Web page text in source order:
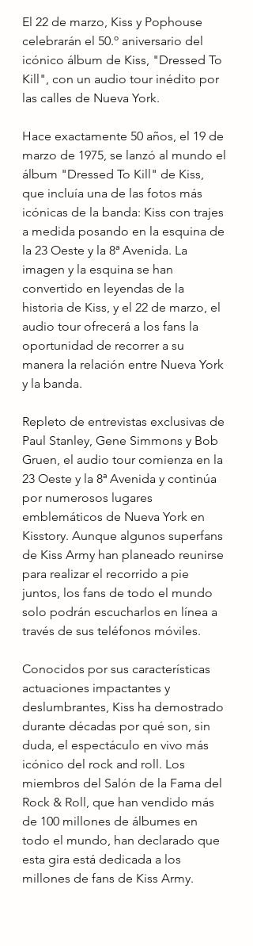
El 22 de marzo, Kiss y Pophouse
celebrarán el 50.º aniversario del
icónico álbum de Kiss, "Dressed To
Kill", con un audio tour inédito por
las calles de Nueva York.
Hace exactamente 50 años, el 19 de
marzo de 1975, se lanzó al mundo el
álbum "Dressed To Kill" de Kiss,
que incluía una de las fotos más
icónicas de la banda: Kiss con trajes
a medida posando en la esquina de
la 23 Oeste y la 8ª Avenida. La
imagen y la esquina se han
convertido en leyendas de la
historia de Kiss, y el 22 de marzo, el
audio tour ofrecerá a los fans la
oportunidad de recorrer a su
manera la relación entre Nueva York
y la banda.
Repleto de entrevistas exclusivas de
Paul Stanley, Gene Simmons y Bob
Gruen, el audio tour comienza en la
23 Oeste y la 8ª Avenida y continúa
por numerosos lugares
emblemáticos de Nueva York en
Kisstory. Aunque algunos superfans
de Kiss Army han planeado reunirse
para realizar el recorrido a pie
juntos, los fans de todo el mundo
solo podrán escucharlos en línea a
través de sus teléfonos móviles.
Conocidos por sus características
actuaciones impactantes y
deslumbrantes, Kiss ha demostrado
durante décadas por qué son, sin
duda, el espectáculo en vivo más
icónico del rock and roll. Los
miembros del Salón de la Fama del
Rock & Roll, que han vendido más
de 100 millones de álbumes en
todo el mundo, han declarado que
esta gira está dedicada a los
millones de fans de Kiss Army.